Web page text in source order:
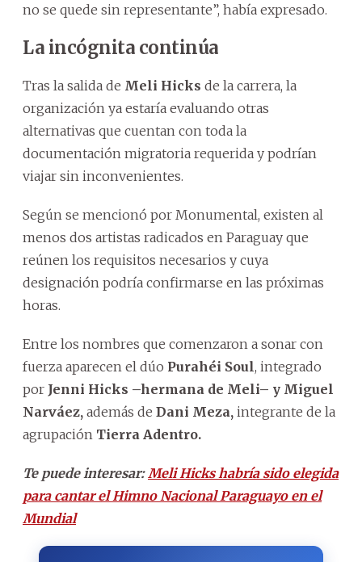
no se quede sin representante”, había expresado.
La incógnita continúa
Tras la salida de Meli Hicks de la carrera, la
organización ya estaría evaluando otras
alternativas que cuentan con toda la
documentación migratoria requerida y podrían
viajar sin inconvenientes.
Según se mencionó por Monumental, existen al
menos dos artistas radicados en Paraguay que
reúnen los requisitos necesarios y cuya
designación podría confirmarse en las próximas
horas.
Entre los nombres que comenzaron a sonar con
fuerza aparecen el dúo Purahéi Soul, integrado
por Jenni Hicks –hermana de Meli– y Miguel
Narváez, además de Dani Meza, integrante de la
agrupación Tierra Adentro.
Te puede interesar: Meli Hicks habría sido elegida
para cantar el Himno Nacional Paraguayo en el
Mundial